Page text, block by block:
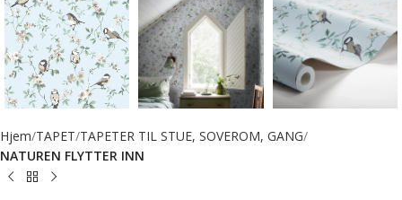
Hjem TAPET TAPETER TIL STUE, SOVEROM, GANG
NATUREN FLYTTER INN